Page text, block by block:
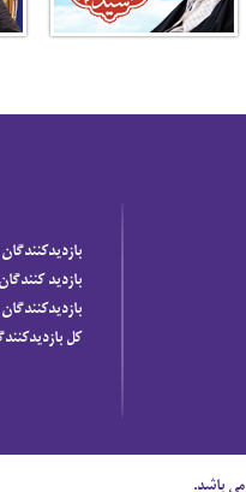
بازديد
بازديدکنندگان
کل
می باشد.